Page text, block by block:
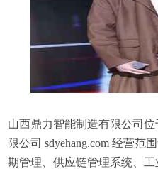
山西鼎力智能制造有限公司
限公司 sdyehang.com 经营范
期管理、供应链管理系统、工